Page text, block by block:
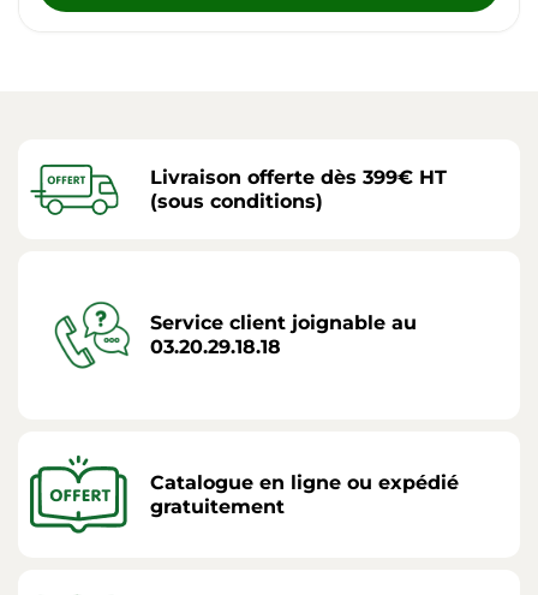
Livraison offerte dès 399€ HT
(sous conditions)
Service client joignable au
03.20.29.18.18
Catalogue en ligne ou expédié
gratuitement